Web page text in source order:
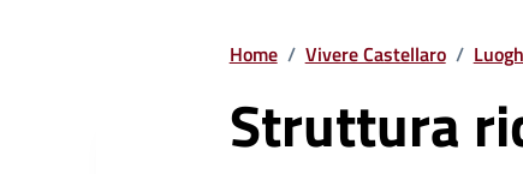
Home / Vivere Castellaro /
Struttura